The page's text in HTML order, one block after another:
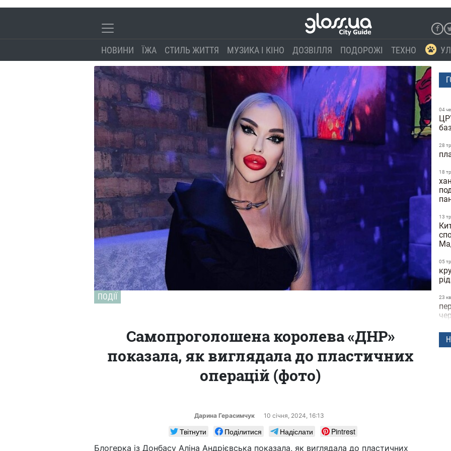
НОВИНИ ЇЖА СТИЛЬ ЖИТТЯ МУЗИКА І КІНО ДОЗВІЛЛЯ ПОДОРОЖІ ТЕХНО
ПОДІЇ
Самопроголошена королева «ДНР»
показала, як виглядала до пластичних
операцій (фото)
Дарина Герасимчук 10 сiчня, 2024, 16:13
Твітнути Поділитися Надіслати
Pintrest
Блогерка із Донбасу Аліна Андрієвська показала, як виглядала до пластичних
04
28
18
13
05
23
22